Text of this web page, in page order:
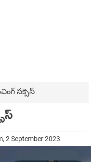
సక్సెస్
2 September 2023